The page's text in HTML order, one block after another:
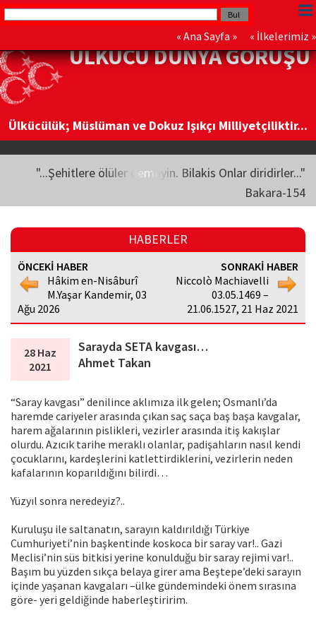
« Ana Sayfa » « İlkelerimiz »
ÜLKÜCÜ DÜNYA GÖRÜŞÜ
Ülkücülük; Müslüman ve Dokuz Işıkçı Milliyetçiliktir...
"...Şehitlere ölüler demeyin. Bilakis Onlar diridirler..."
Bakara-154
HABERLER
ÖNCEKİ HABER
Hâkim en-Nisâburî
M.Yaşar Kandemir, 03
Ağu 2026
SONRAKİ HABER
Niccolò Machiavelli
03.05.1469 –
21.06.1527, 21 Haz 2021
28 Haz
2021
Sarayda SETA kavgası…
Ahmet Takan
“Saray kavgası” denilince aklımıza ilk gelen; Osmanlı’da
haremde cariyeler arasında çıkan saç saça baş başa kavgalar,
harem ağalarının pislikleri, vezirler arasında itiş kakışlar
olurdu. Azıcık tarihe meraklı olanlar, padişahların nasıl kendi
çocuklarını, kardeşlerini katlettirdiklerini, vezirlerin neden
kafalarının koparıldığını bilirdi…
Yüzyıl sonra neredeyiz?..
Kuruluşu ile saltanatın, sarayın kaldırıldığı Türkiye
Cumhuriyeti’nin başkentinde koskoca bir saray var!.. Gazi
Meclisi’nin süs bitkisi yerine konulduğu bir saray rejimi var!..
Başım bu yüzden sıkça belaya girer ama Beştepe’deki sarayın
içinde yaşanan kavgaları –ülke gündemindeki önem sırasına
göre- yeri geldiğinde haberleştiririm.